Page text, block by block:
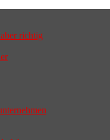
Inhaber
keinen
droht nicht
richtig